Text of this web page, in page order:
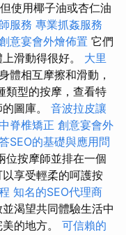
使用椰子油或杏仁油
服務 專業抓姦服務
意宴會外燴佈置 它們
滑動得很好。 大里
體相互摩擦和滑動，
類型的按摩，查看特
圖庫。 音波拉皮讓
脊椎矯正 創意宴會外
SEO的基礎與應用問
位按摩師並排在一個
享受輕柔的呵護按
知名的SEO代理商
渴望共同體驗生活中
的地方。 可信賴的